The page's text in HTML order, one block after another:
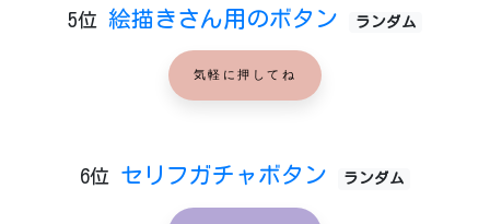
5位 絵描きさん用のボタン ランダム
気軽に押してね
6位 セリフガチャボタン ランダム